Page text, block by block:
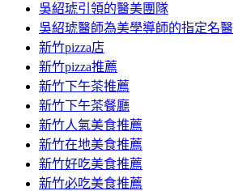
主
要
內
容
吳紹琥引領的醫美團隊
吳紹琥醫師為美學導師的指定名醫
新竹pizza店
新竹pizza推薦
新竹下午茶推薦
新竹下午茶餐廳
新竹人氣美食推薦
新竹在地美食推薦
新竹好吃美食推薦
新竹必吃美食推薦